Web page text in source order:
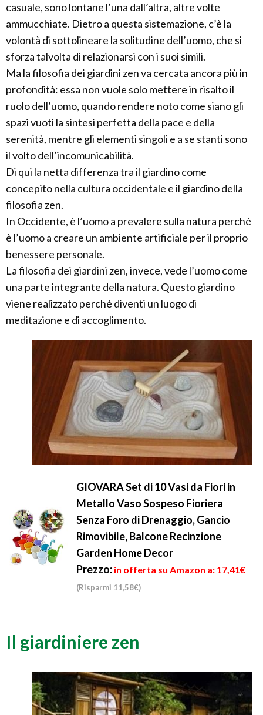
casuale, sono lontane l’una dall’altra, altre volte
ammucchiate. Dietro a questa sistemazione, c’è la
volontà di sottolineare la solitudine dell’uomo, che si
sforza talvolta di relazionarsi con i suoi simili.
Ma la filosofia dei giardini zen va cercata ancora più in
profondità: essa non vuole solo mettere in risalto il
ruolo dell’uomo, quando rendere noto come siano gli
spazi vuoti la sintesi perfetta della pace e della
serenità, mentre gli elementi singoli e a se stanti sono
il volto dell’incomunicabilità.
Di qui la netta differenza tra il giardino come
concepito nella cultura occidentale e il giardino della
filosofia zen.
In Occidente, è l’uomo a prevalere sulla natura perché
è l’uomo a creare un ambiente artificiale per il proprio
benessere personale.
La filosofia dei giardini zen, invece, vede l’uomo come
una parte integrante della natura. Questo giardino
viene realizzato perché diventi un luogo di
meditazione e di accoglimento.
GIOVARA Set di 10 Vasi da Fiori in
Metallo Vaso Sospeso Fioriera
Senza Foro di Drenaggio, Gancio
Rimovibile, Balcone Recinzione
Garden Home Decor
Prezzo: in offerta su Amazon a: 17,41€
(Risparmi 11,58€)
Il giardiniere zen